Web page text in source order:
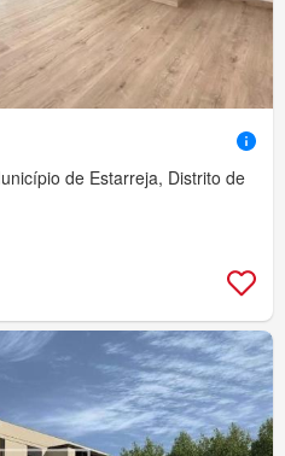
de Estarreja, Distrito de